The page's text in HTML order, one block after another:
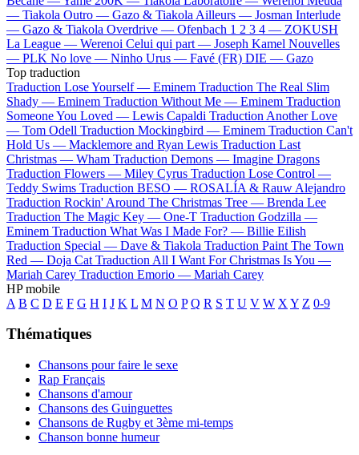
— Tiakola Outro — Gazo & Tiakola Ailleurs — Josman Interlude
— Gazo & Tiakola Overdrive — Ofenbach 1 2 3 4 — ZOKUSH
La League — Werenoi Celui qui part — Joseph Kamel Nouvelles
— PLK No love — Ninho Urus — Favé (FR) DIE — Gazo
Top traduction
Traduction Lose Yourself — Eminem Traduction The Real Slim
Shady — Eminem Traduction Without Me — Eminem Traduction
Someone You Loved — Lewis Capaldi Traduction Another Love
— Tom Odell Traduction Mockingbird — Eminem Traduction Can't
Hold Us — Macklemore and Ryan Lewis Traduction Last
Christmas — Wham Traduction Demons — Imagine Dragons
Traduction Flowers — Miley Cyrus Traduction Lose Control —
Teddy Swims Traduction BESO — ROSALÍA & Rauw Alejandro
Traduction Rockin' Around The Christmas Tree — Brenda Lee
Traduction The Magic Key — One-T Traduction Godzilla —
Eminem Traduction What Was I Made For? — Billie Eilish
Traduction Special — Dave & Tiakola Traduction Paint The Town
Red — Doja Cat Traduction All I Want For Christmas Is You —
Mariah Carey Traduction Emorio — Mariah Carey
HP mobile
A B C D E F G H I J K L M N O P Q R S T U V W X Y Z 0-9
Thématiques
Chansons pour faire le sexe
Rap Français
Chansons d'amour
Chansons des Guinguettes
Chansons de Rugby et 3ème mi-temps
Chanson bonne humeur